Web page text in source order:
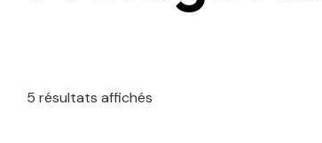
5 résultats affichés